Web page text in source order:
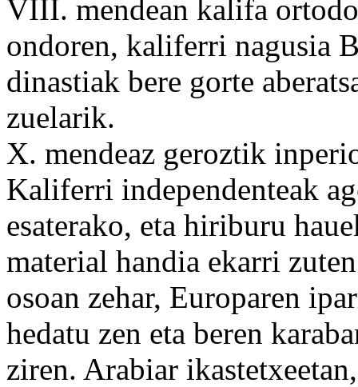
VIII. mendean kalifa
ondoren, kaliferri nagusia
dinastiak bere gorte
zuelarik.
X. mendeaz geroztik
Kaliferri independenteak
esaterako, eta hiriburu
material handia ekarri
osoan zehar, Europaren
hedatu zen eta beren
ziren. Arabiar